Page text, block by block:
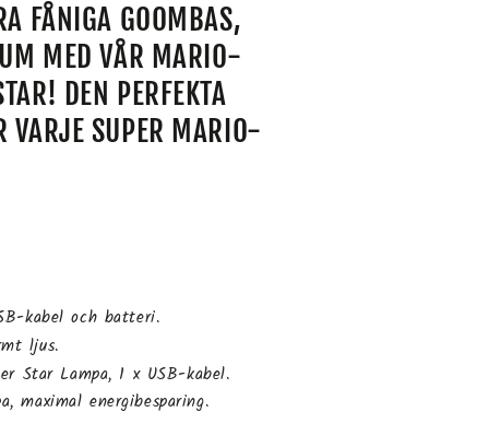
FÅNIGA GOOMBAS,
MED VÅR MARIO-
DEN PERFEKTA
VARJE SUPER MARIO-
kabel och batteri.
ljus.
Star Lampa, 1 x USB-kabel.
maximal energibesparing.